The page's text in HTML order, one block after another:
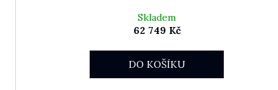
Skladem
62 749 Kč
DO KOŠÍKU